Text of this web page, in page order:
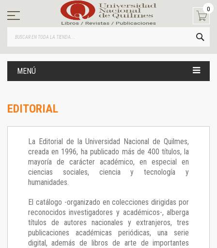
contenido
0
MENÚ
EDITORIAL
La Editorial de la Universidad Nacional de Quilmes,
creada en 1996, ha publicado más de 400 títulos, la
mayoría de carácter académico, en especial en
ciencias sociales, ciencia y tecnología y
humanidades.
El catálogo -organizado en colecciones dirigidas por
reconocidos investigadores y académicos-, alberga
títulos de autores nacionales y extranjeros, tres
publicaciones académicas periódicas, una serie
digital, además de libros de arte de importantes